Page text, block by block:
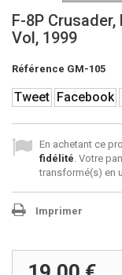
F-8P
Vol, 1999
Référence GM-105
Tweet Facebook
En achetant ce
fidélité. Votre
transformé(s) en
Imprimer